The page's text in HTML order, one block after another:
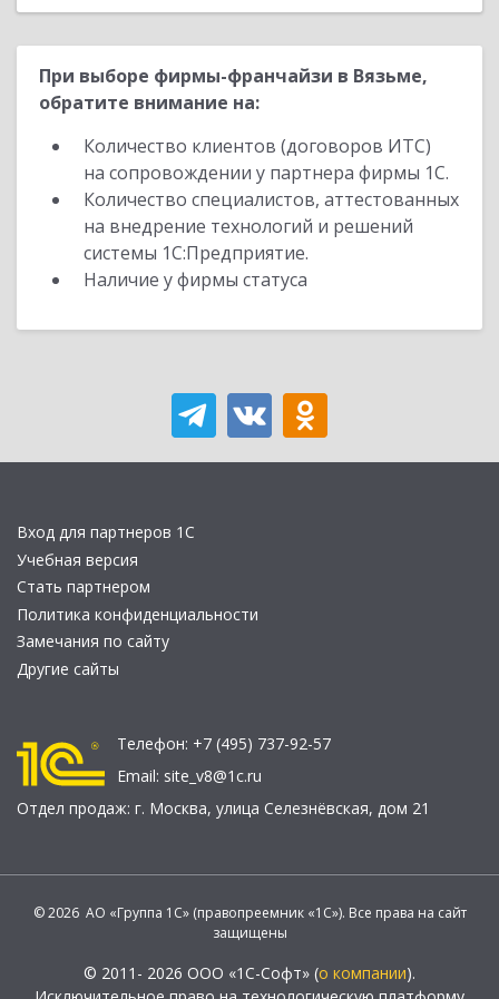
При выборе фирмы-франчайзи в Вязьме,
обратите внимание на:
Количество клиентов (договоров ИТС)
на сопровождении у партнера фирмы 1С.
Количество специалистов, аттестованных
на внедрение технологий и решений
системы 1С:Предприятие.
Наличие у фирмы статуса
Вход для партнеров 1С
Учебная версия
Стать партнером
Политика конфиденциальности
Замечания по сайту
Другие сайты
Телефон: +7 (495) 737-92-57
Email: site_v8@1c.ru
Отдел продаж: г. Москва, улица Селезнёвская, дом 21
© 2026 АО «Группа 1С» (правопреемник «1С»). Все права на сайт
защищены
© 2011- 2026 ООО «1С-Софт» (о компании).